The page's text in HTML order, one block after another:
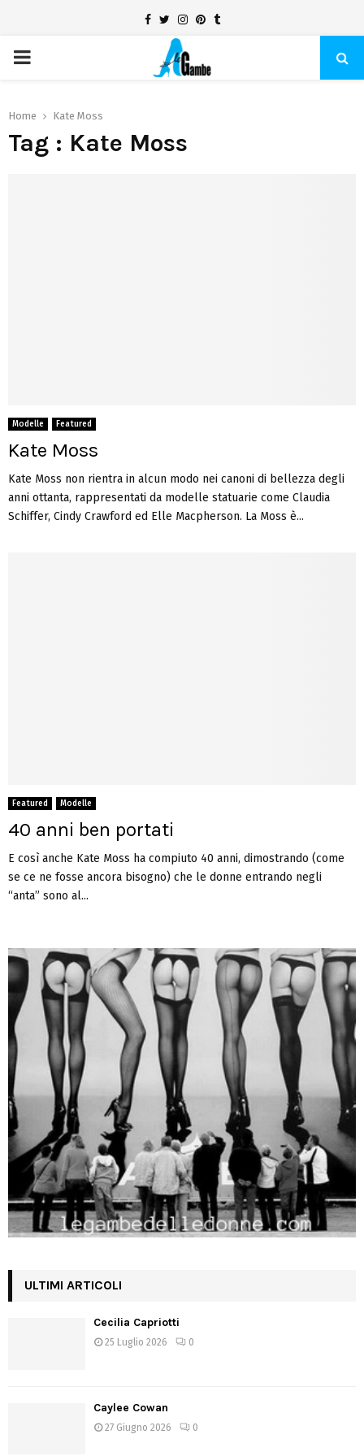
Facebook
TwitterInstagram
Pinterest
Tumblr
PRIMARY
Home Kate Moss
Tag : Kate Moss
Modelle Featured
Kate Moss
Kate Moss non rientra in alcun modo nei canoni di bellezza degli
anni ottanta, rappresentati da modelle statuarie come Claudia
Schiffer, Cindy Crawford ed Elle Macpherson. La Moss è...
Featured Modelle
40 anni ben portati
E così anche Kate Moss ha compiuto 40 anni, dimostrando (come
se ce ne fosse ancora bisogno) che le donne entrando negli
“anta” sono al...
ULTIMI ARTICOLI
Cecilia Capriotti
25 Luglio 2026 0
Caylee Cowan
27 Giugno 2026 0